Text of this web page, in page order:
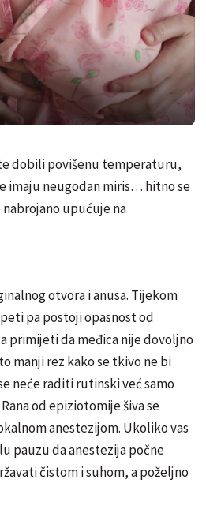
dobili povišenu temperaturu,
imaju neugodan miris… hitno se
upućuje na
otvora i anusa. Tijekom
pa postoji opasnost od
primijeti da međica nije dovoljno
manji rez kako se tkivo ne bi
neće raditi rutinski već samo
od epiziotomije šiva se
anestezijom. Ukoliko vas
pauzu da anestezija počne
čistom i suhom, a poželjno